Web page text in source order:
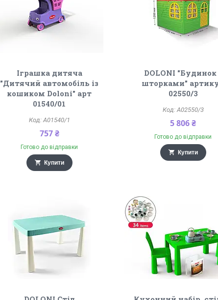
Іграшка дитяча
"Дитячий автомобіль із
кошиком Doloni" арт
01540/01
A01540/1
757 ₴
Готово до відправки
Купити
DOLONI "Будинок
шторками"
02550/3
A02550/3
5 806 ₴
Готово до відправки
Купити